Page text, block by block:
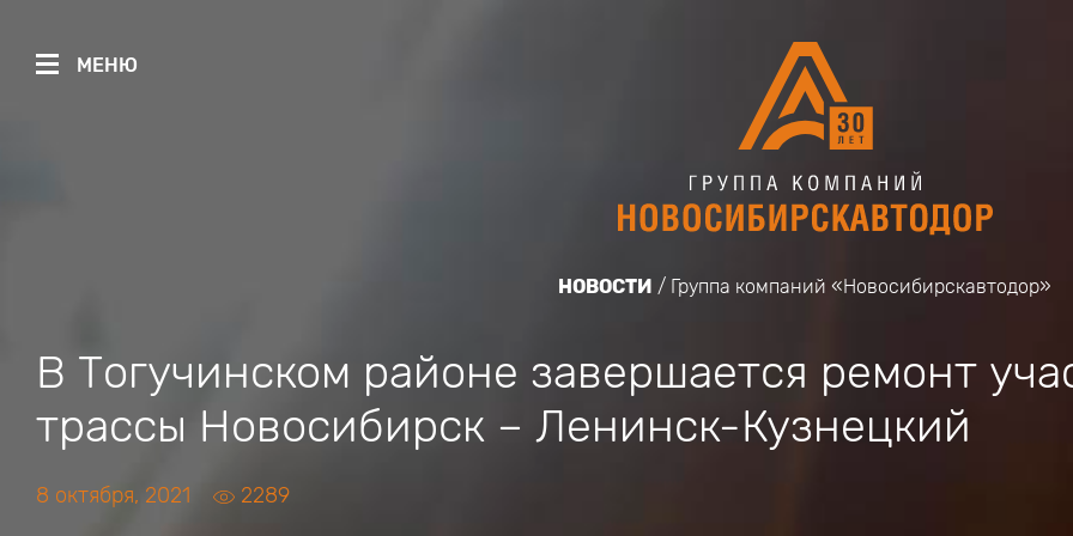
МЕНЮ
НОВОСТИ Группа компаний «Новосибирскавтодор»
В Тогучинском районе завершается ремонт
трассы Новосибирск – Ленинск-Кузнецкий
8 октября, 2021 2289